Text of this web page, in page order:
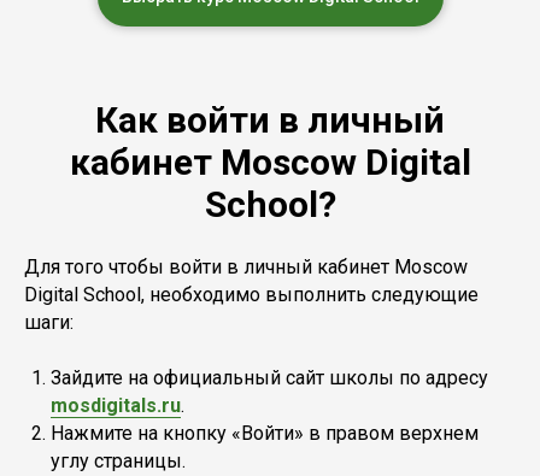
Как войти в личный
кабинет Moscow Digital
School?
Для того чтобы войти в личный кабинет Moscow
Digital School, необходимо выполнить следующие
шаги:
Зайдите на официальный сайт школы по адресу
mosdigitals.ru.
Нажмите на кнопку «Войти» в правом верхнем
углу страницы.